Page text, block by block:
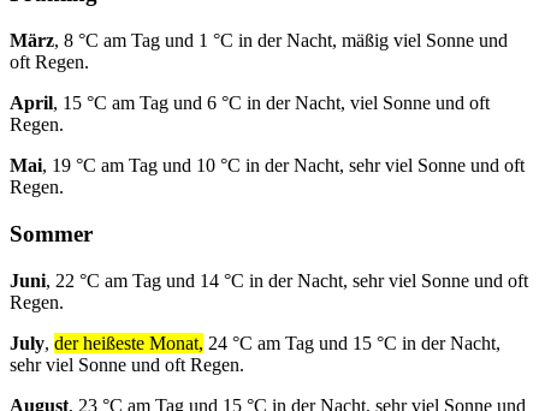
März, 8 °C am Tag und 1 °C in der Nacht, mäßig viel Sonne und
oft Regen.
April, 15 °C am Tag und 6 °C in der Nacht, viel Sonne und oft
Regen.
Mai, 19 °C am Tag und 10 °C in der Nacht, sehr viel Sonne und oft
Regen.
Sommer
Juni, 22 °C am Tag und 14 °C in der Nacht, sehr viel Sonne und oft
Regen.
July, der heißeste Monat, 24 °C am Tag und 15 °C in der Nacht,
sehr viel Sonne und oft Regen.
August, 23 °C am Tag und 15 °C in der Nacht, sehr viel Sonne und